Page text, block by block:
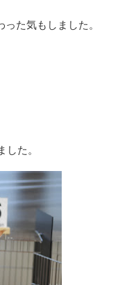
た気もしました。
した。